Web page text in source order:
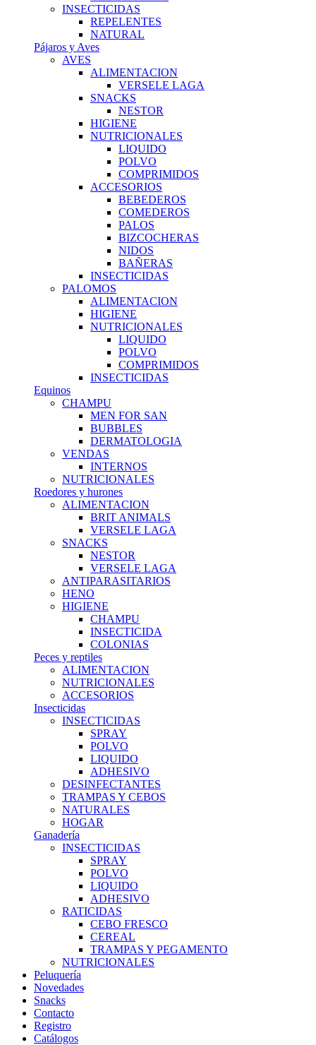
INSECTICIDAS
REPELENTES
NATURAL
Pájaros y Aves
AVES
ALIMENTACION
VERSELE LAGA
SNACKS
NESTOR
HIGIENE
NUTRICIONALES
LIQUIDO
POLVO
COMPRIMIDOS
ACCESORIOS
BEBEDEROS
COMEDEROS
PALOS
BIZCOCHERAS
NIDOS
BAÑERAS
INSECTICIDAS
PALOMOS
ALIMENTACION
HIGIENE
NUTRICIONALES
LIQUIDO
POLVO
COMPRIMIDOS
INSECTICIDAS
Equinos
CHAMPU
MEN FOR SAN
BUBBLES
DERMATOLOGIA
VENDAS
INTERNOS
NUTRICIONALES
Roedores y hurones
ALIMENTACION
BRIT ANIMALS
VERSELE LAGA
SNACKS
NESTOR
VERSELE LAGA
ANTIPARASITARIOS
HENO
HIGIENE
CHAMPU
INSECTICIDA
COLONIAS
Peces y reptiles
ALIMENTACION
NUTRICIONALES
ACCESORIOS
Insecticidas
INSECTICIDAS
SPRAY
POLVO
LIQUIDO
ADHESIVO
DESINFECTANTES
TRAMPAS Y CEBOS
NATURALES
HOGAR
Ganadería
INSECTICIDAS
SPRAY
POLVO
LIQUIDO
ADHESIVO
RATICIDAS
CEBO FRESCO
CEREAL
TRAMPAS Y PEGAMENTO
NUTRICIONALES
Peluquería
Novedades
Snacks
Contacto
Registro
Catálogos